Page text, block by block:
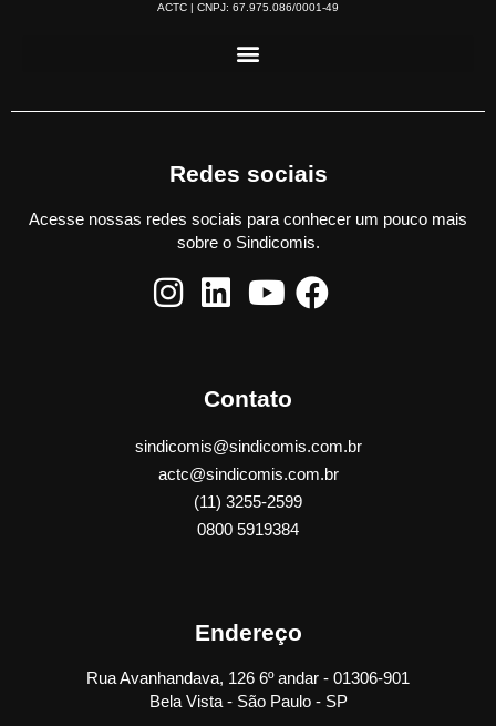
ACTC | CNPJ: 67.975.086/0001-49
Redes sociais
Acesse nossas redes sociais para conhecer um pouco mais
sobre o Sindicomis.
Contato
sindicomis@sindicomis.com.br
actc@sindicomis.com.br
(11) 3255-2599
0800 5919384
Endereço
Rua Avanhandava, 126 6º andar - 01306-901
Bela Vista - São Paulo - SP